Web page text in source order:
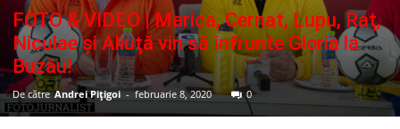
FOTO & VIDEO | Marica, Cernat, Lupu, Raţ,
Niculae şi Aliuţă vin să înfrunte Gloria la
Buzău!
De către Andrei Pițigoi - februarie 8, 2020 0